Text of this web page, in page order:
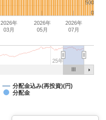
2026年
03月
2026年
07月
2026年
05月
25年
分配金込み(再投資)(円)
分配金
0
500